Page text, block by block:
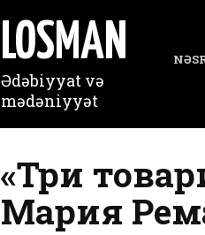
LOSMAN
Ədəbiyyat və
mədəniyyət
«Три
Мария